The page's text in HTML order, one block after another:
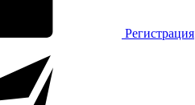
Регистрация